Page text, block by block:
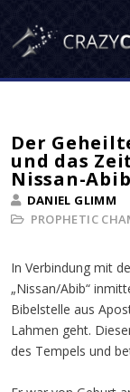
Der
und das
Nissan-Abib
DANIEL GLIMM
PROPHETIC
In Verbindung mit
„Nissan/Abib“
Bibelstelle aus
Lahmen geht.
des Tempels und